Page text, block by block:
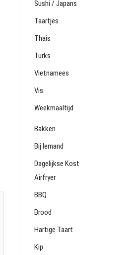
Sushi / Japans
Taartjes
Thais
Turks
Vietnamees
Vis
Weekmaaltijd
Bakken
Bij Iemand
Dagelijkse Kost
Airfryer
BBQ
Brood
Hartige Taart
Kip